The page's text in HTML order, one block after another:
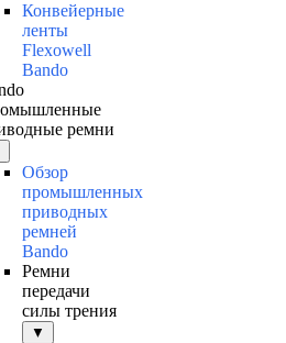
Конвейерные
ленты
Flexowell
Bando
ремни
Обзор
промышленных
приводных
ремней
Bando
Ремни
передачи
силы трения
▼